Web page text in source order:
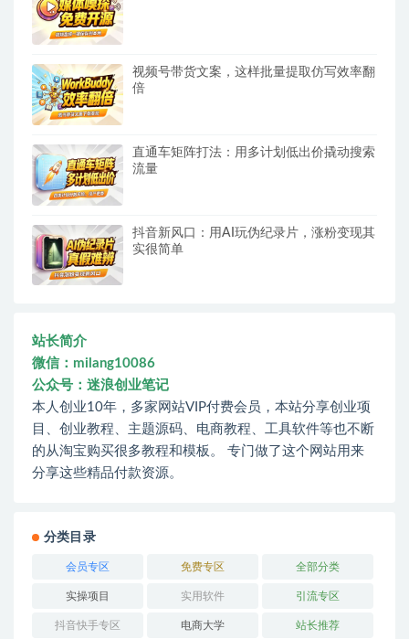
视频号带货文案，这样批量提取仿写效率翻
倍
直通车矩阵打法：用多计划低出价撬动搜索
流量
抖音新风口：用AI玩伪纪录片，涨粉变现其
实很简单
站长简介
微信：milang10086
公众号：迷浪创业笔记
本人创业10年，多家网站VIP付费会员，本站分享创业项
目、创业教程、主题源码、电商教程、工具软件等也不断
的从淘宝购买很多教程和模板。 专门做了这个网站用来
分享这些精品付款资源。
分类目录
会员专区 免费专区 全部分类
实操项目 实用软件 引流专区
抖音快手专区 电商大学 站长推荐